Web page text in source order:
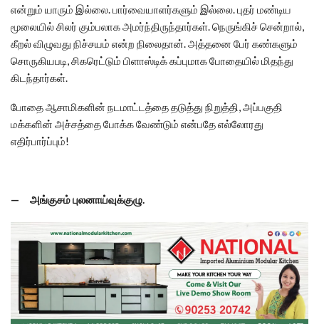
என்றும் யாரும் இல்லை. பார்வையாளர்களும் இல்லை. புதர் மண்டிய
மூலையில் சிலர் கும்பலாக அமர்ந்திருந்தார்கள். நெருங்கிச் சென்றால்,
கீறல் விழுவது நிச்சயம் என்ற நிலைதான். அத்தனை பேர் கண்களும்
சொருகியபடி, சிகரெட்டும் பிளாஸ்டிக் கப்புமாக போதையில் மிதந்து
கிடந்தார்கள்.
போதை ஆசாமிகளின் நடமாட்டத்தை தடுத்து நிறுத்தி, அப்பகுதி
மக்களின் அச்சத்தை போக்க வேண்டும் என்பதே எல்லோரது
எதிர்பார்ப்பும்!
— அங்குசம் புலனாய்வுக்குழு.